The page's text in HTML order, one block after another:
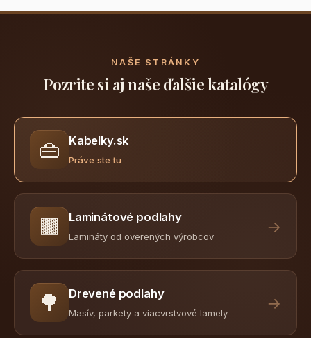
NAŠE STRÁNKY
Pozrite si aj naše ďalšie katalógy
👜 Kabelky.sk
Práve ste tu
🟫 Laminátové podlahy
Lamináty od overených výrobcov
→
🌳 Drevené podlahy
Masív, parkety a viacvrstvové lamely
→